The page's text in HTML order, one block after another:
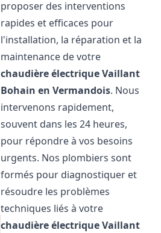
proposer des interventions
rapides et efficaces pour
l'installation, la réparation et la
maintenance de votre
chaudière électrique Vaillant
Bohain en Vermandois. Nous
intervenons rapidement,
souvent dans les 24 heures,
pour répondre à vos besoins
urgents. Nos plombiers sont
formés pour diagnostiquer et
résoudre les problèmes
techniques liés à votre
chaudière électrique Vaillant